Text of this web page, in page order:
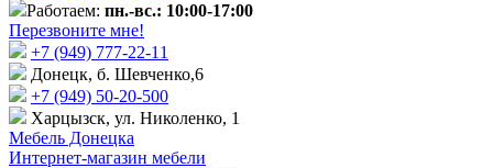
Работаем: пн.-вс.: 10:00-17:00
Перезвоните мне!
+7 (‎949) 777-22-11
Донецк, б. Шевченко,6
+7 (949) 50-20-500
Харцызск, ул. Николенко, 1
Мебель Донецка
Интернет-магазин мебели